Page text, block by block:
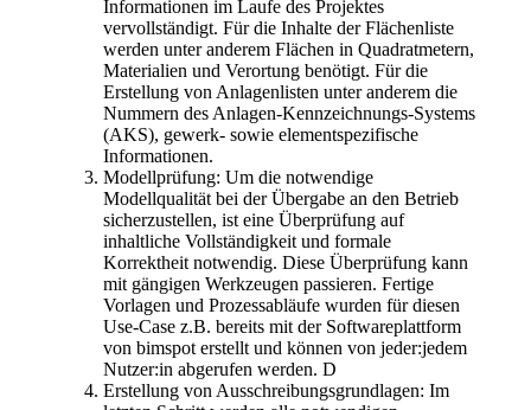
Informationen im Laufe des Projektes
vervollständigt. Für die Inhalte der Flächenliste
werden unter anderem Flächen in Quadratmetern,
Materialien und Verortung benötigt. Für die
Erstellung von Anlagenlisten unter anderem die
Nummern des Anlagen-Kennzeichnungs-Systems
(AKS), gewerk- sowie elementspezifische
Informationen.
Modellprüfung: Um die notwendige
Modellqualität bei der Übergabe an den Betrieb
sicherzustellen, ist eine Überprüfung auf
inhaltliche Vollständigkeit und formale
Korrektheit notwendig. Diese Überprüfung kann
mit gängigen Werkzeugen passieren. Fertige
Vorlagen und Prozessabläufe wurden für diesen
Use-Case z.B. bereits mit der Softwareplattform
von bimspot erstellt und können von jeder:jedem
Nutzer:in abgerufen werden. D
Erstellung von Ausschreibungsgrundlagen: Im